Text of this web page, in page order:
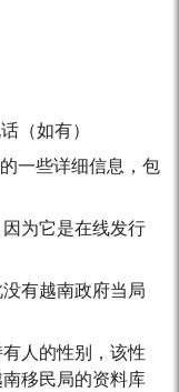
（如有）
一些详细信息，包
为它是在线发行
有越南政府当局
人的性别，该性
移民局的资料库